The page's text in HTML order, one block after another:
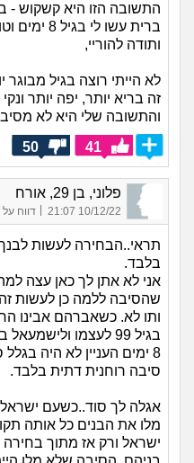
התשובה הזו היא קשקוש -
ברית עשו
ותודה להוריי,
לא הייתי רוצה בגיל מבוגר
זה בריא יותר, יפה יותר ונקי
והתשובה שלי היא לא
41
50
פלוני, בן 29, אורח
10/12/22 21:07
| דווח על
תראי..הבחירה לעשות
בלבד.
אני לא אתן לך כאן עצה
שהסיבה ללמה כן לעשות זה
ותו לא. כשאברהם אבינו
8 ימים העניין לא היה
סיבה רוחנית דתית בלבד.
מלו את הבנים כל אותה
ישראל ורק אז מתוך בחירה